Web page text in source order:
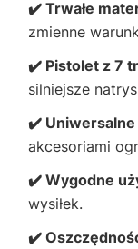
✔️ Trwałe
zmienne
✔️ Pistolet z 7
silniejsze
✔️ Uniwersalne
akcesoriami
✔️ Wygodne
wysiłek.
✔️